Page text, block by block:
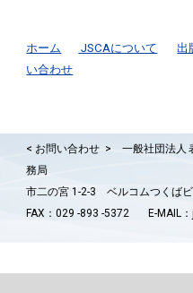
ホーム JSCAについて 出
い合わせ
< お問い合わせ >一般社団法人
務
市二の宮 1-2-3 ベルコムつくば
FAX：029 -893 -5372
E-MAIL